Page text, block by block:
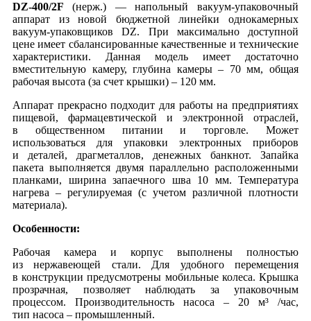
DZ-400/2F (нерж.) — напольный вакуум-упаковочный
аппарат из новой бюджетной линейки однокамерных
вакуум-упаковщиков DZ. При максимально доступной
цене имеет сбалансированные качественные и технические
характеристики. Данная модель имеет достаточно
вместительную камеру, глубина камеры – 70 мм, общая
рабочая высота (за счет крышки) – 120 мм.
Аппарат прекрасно подходит для работы на предприятиях
пищевой, фармацевтической и электронной отраслей,
в общественном питании и торговле. Может
использоваться для упаковки электронных приборов
и деталей, драгметаллов, денежных банкнот. Запайка
пакета выполняется двумя параллельно расположенными
планками, ширина запаечного шва 10 мм. Температура
нагрева – регулируемая (с учетом различной плотности
материала).
Особенности:
Рабочая камера и корпус выполнены полностью
из нержавеющей стали. Для удобного перемещения
в конструкции предусмотрены мобильные колеса. Крышка
прозрачная, позволяет наблюдать за упаковочным
процессом. Производительность насоса – 20 м³ /час,
тип насоса – промышленный.